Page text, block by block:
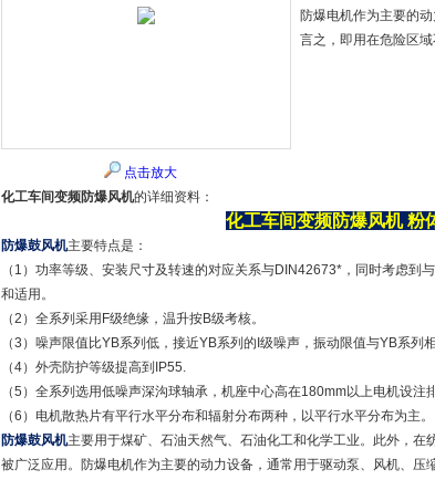
点击放大
防爆电机作为主要的
言之，即用在危险区域
化工车间变频防爆风机的详细资料：
化工车间变频防爆风机 粉
防爆鼓风机主要特点是：
（1）功率等级、安装尺寸及转速的对应关系与DIN42673*，同时考虑
和适用。
（2）全系列采用F级绝缘，温升按B级考核。
（3）噪声限值比YB系列低，接近YB系列的I级噪声，振动限值与YB系列相
（4）外壳防护等级提高到IP55.
（5）全系列选用低噪声深沟球轴承，机座中心高在180mm以上电机设注
（6）电机散热片有平行水平分布和辐射分布两种，以平行水平分布为主。
防爆鼓风机主要用于煤矿、石油天然气、石油化工和化学工业。此外，
被广泛应用。防爆电机作为主要的动力设备，通常用于驱动泵、风机、压